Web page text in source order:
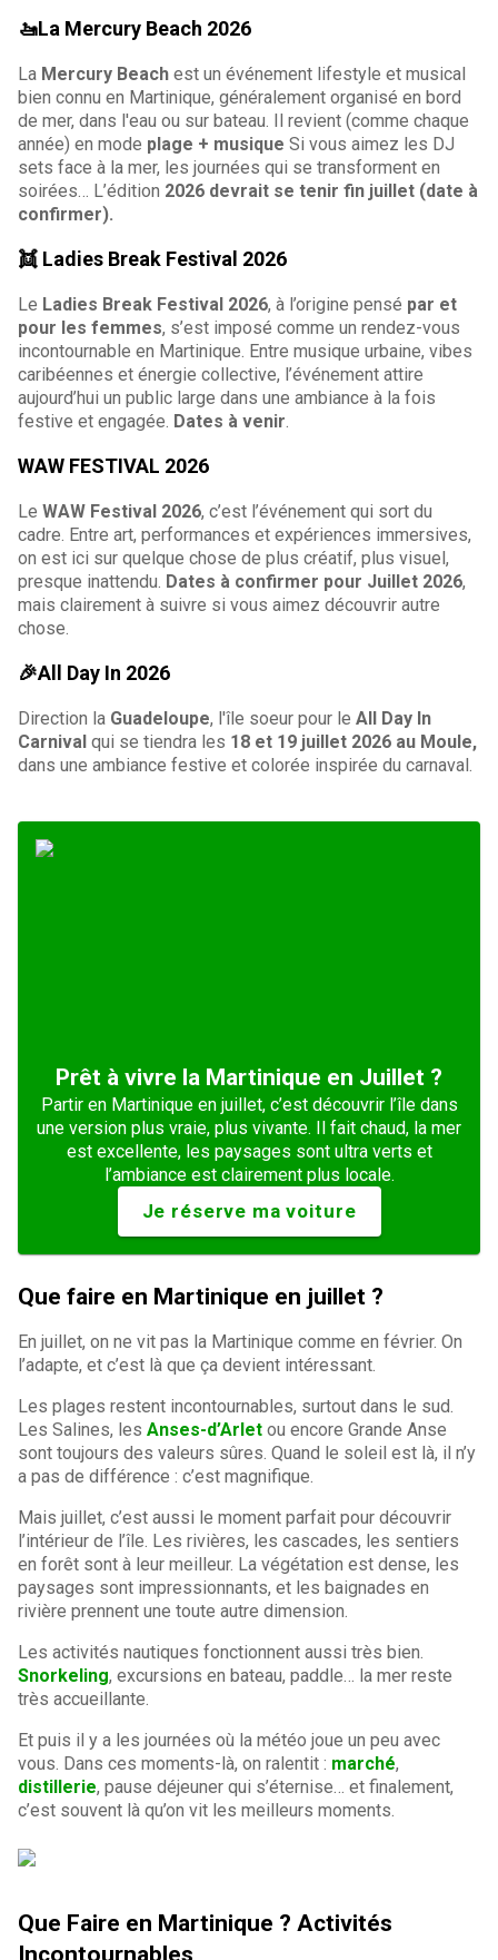
🚤La Mercury Beach 2026
La Mercury Beach est un événement lifestyle et musical
bien connu en Martinique, généralement organisé en bord
de mer, dans l'eau ou sur bateau. Il revient (comme chaque
année) en mode plage + musique Si vous aimez les DJ
sets face à la mer, les journées qui se transforment en
soirées… L’édition 2026 devrait se tenir fin juillet (date à
confirmer).
👯 Ladies Break Festival 2026
Le Ladies Break Festival 2026, à l’origine pensé par et
pour les femmes, s’est imposé comme un rendez-vous
incontournable en Martinique. Entre musique urbaine, vibes
caribéennes et énergie collective, l’événement attire
aujourd’hui un public large dans une ambiance à la fois
festive et engagée. Dates à venir.
WAW FESTIVAL 2026
Le WAW Festival 2026, c’est l’événement qui sort du
cadre. Entre art, performances et expériences immersives,
on est ici sur quelque chose de plus créatif, plus visuel,
presque inattendu. Dates à confirmer pour Juillet 2026,
mais clairement à suivre si vous aimez découvrir autre
chose.
🎉All Day In 2026
Direction la Guadeloupe, l'île soeur pour le All Day In
Carnival qui se tiendra les 18 et 19 juillet 2026 au Moule,
dans une ambiance festive et colorée inspirée du carnaval.
Prêt à vivre la Martinique en Juillet ?
Partir en Martinique en juillet, c’est découvrir l’île dans
une version plus vraie, plus vivante. Il fait chaud, la mer
est excellente, les paysages sont ultra verts et
l’ambiance est clairement plus locale.
Je réserve ma voiture
Que faire en Martinique en juillet ?
En juillet, on ne vit pas la Martinique comme en février. On
l’adapte, et c’est là que ça devient intéressant.
Les plages restent incontournables, surtout dans le sud.
Les Salines, les Anses-d’Arlet ou encore Grande Anse
sont toujours des valeurs sûres. Quand le soleil est là, il n’y
a pas de différence : c’est magnifique.
Mais juillet, c’est aussi le moment parfait pour découvrir
l’intérieur de l’île. Les rivières, les cascades, les sentiers
en forêt sont à leur meilleur. La végétation est dense, les
paysages sont impressionnants, et les baignades en
rivière prennent une toute autre dimension.
Les activités nautiques fonctionnent aussi très bien.
Snorkeling, excursions en bateau, paddle… la mer reste
très accueillante.
Et puis il y a les journées où la météo joue un peu avec
vous. Dans ces moments-là, on ralentit : marché,
distillerie, pause déjeuner qui s’éternise… et finalement,
c’est souvent là qu’on vit les meilleurs moments.
Que Faire en Martinique ? Activités
Incontournables